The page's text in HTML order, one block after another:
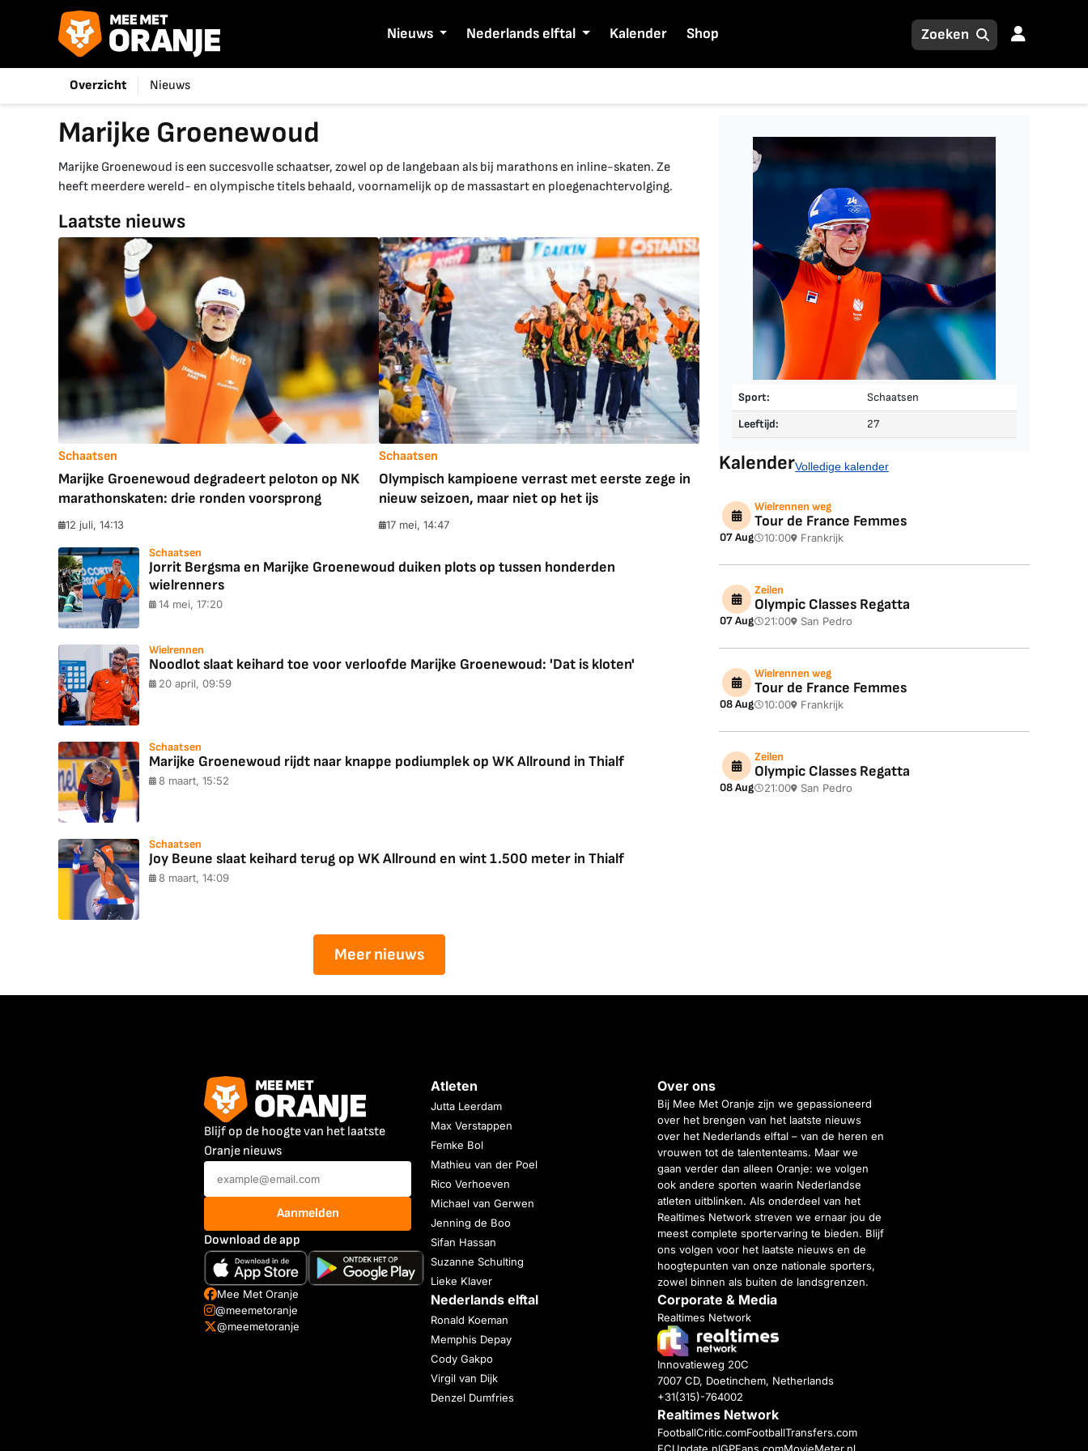
Nieuws Nederlands elftal Kalender Shop
Overzicht Nieuws
Marijke Groenewoud
Marijke Groenewoud is een succesvolle schaatser, zowel op de langebaan als bij marathons en inline-skaten. Ze
heeft meerdere wereld- en olympische titels behaald, voornamelijk op de massastart en ploegenachtervolging.
Laatste nieuws
Schaatsen
Marijke Groenewoud degradeert peloton op NK
marathonskaten: drie ronden voorsprong
12 juli, 14:13
Schaatsen
Olympisch kampioene verrast met eerste zege in
nieuw seizoen, maar niet op het ijs
17 mei, 14:47
Schaatsen
Jorrit Bergsma en Marijke Groenewoud duiken plots op tussen honderden
wielrenners
14 mei, 17:20
Wielrennen
Noodlot slaat keihard toe voor verloofde Marijke Groenewoud: 'Dat is kloten'
20 april, 09:59
Schaatsen
Marijke Groenewoud rijdt naar knappe podiumplek op WK Allround in Thialf
8 maart, 15:52
Schaatsen
Joy Beune slaat keihard terug op WK Allround en wint 1.500 meter in Thialf
8 maart, 14:09
Meer nieuws
Sport:
Schaatsen
Leeftijd:
27
KalenderVolledige kalender
07 Aug
Wielrennen weg
Tour de France Femmes
10:00 Frankrijk
07 Aug
Zeilen
Olympic Classes Regatta
21:00 San Pedro
08 Aug
Wielrennen weg
Tour de France Femmes
10:00 Frankrijk
08 Aug
Zeilen
Olympic Classes Regatta
21:00 San Pedro
Blijf op de hoogte van het laatste
Oranje nieuws
Aanmelden
Download de app
Mee Met Oranje
@meemetoranje
@meemetoranje
Atleten
Jutta Leerdam
Max Verstappen
Femke Bol
Mathieu van der Poel
Rico Verhoeven
Michael van Gerwen
Jenning de Boo
Sifan Hassan
Suzanne Schulting
Lieke Klaver
Nederlands elftal
Ronald Koeman
Memphis Depay
Cody Gakpo
Virgil van Dijk
Denzel Dumfries
Over ons
Bij Mee Met Oranje zijn we gepassioneerd
over het brengen van het laatste nieuws
over het Nederlands elftal – van de heren en
vrouwen tot de talententeams. Maar we
gaan verder dan alleen Oranje: we volgen
ook andere sporten waarin Nederlandse
atleten uitblinken. Als onderdeel van het
Realtimes Network streven we ernaar jou de
meest complete sportervaring te bieden. Blijf
ons volgen voor het laatste nieuws en de
hoogtepunten van onze nationale sporters,
zowel binnen als buiten de landsgrenzen.
Corporate & Media
Realtimes Network
Innovatieweg 20C
7007 CD, Doetinchem, Netherlands
+31(315)-764002
Realtimes Network
FootballCritic.comFootballTransfers.com